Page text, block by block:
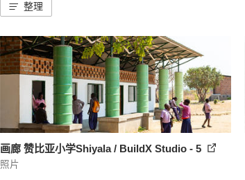
整理
画廊 赞比亚小学Shiyala / BuildX Studio - 5
照片